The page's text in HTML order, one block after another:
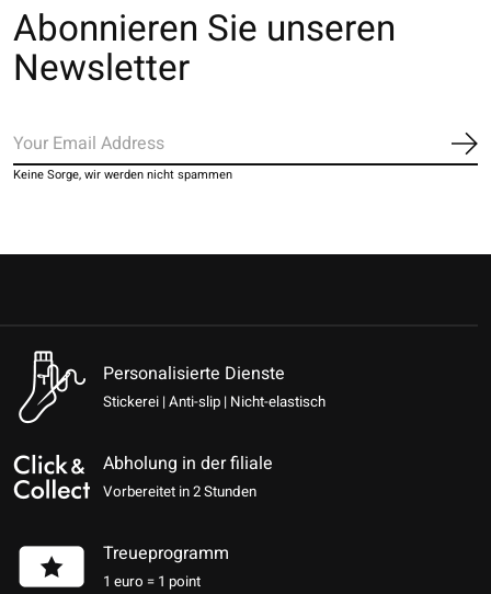
Abonnieren Sie unseren
Newsletter
Keine Sorge, wir werden nicht spammen
Personalisierte Dienste
Stickerei | Anti-slip | Nicht-elastisch
Abholung in der filiale
Vorbereitet in 2 Stunden
Treueprogramm
1 euro = 1 point